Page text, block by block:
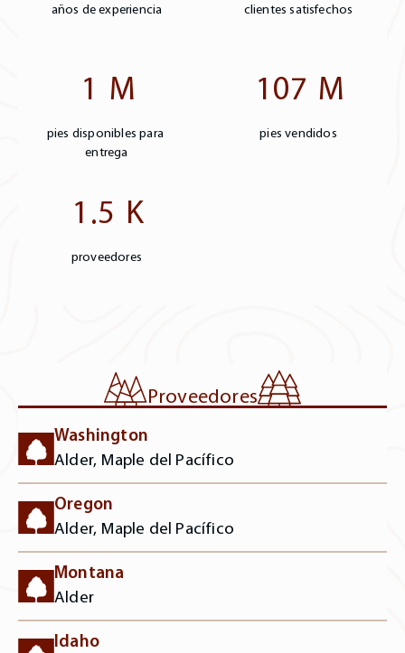
años de experiencia clientes satisfechos
1 M
pies disponibles para
entrega
107 M
pies vendidos
1
.5 K
proveedores
Proveedores
Washington
Alder, Maple del Pacífico
Oregon
Alder, Maple del Pacífico
Montana
Alder
Idaho